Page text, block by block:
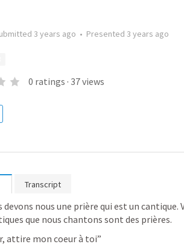
3 years ago • Presented 3 years ago
0 ratings · 37views
Transcript
devons nous une prière qui est un cantique.
que nous chantons sont des prières.
attire mon coeur à toi”